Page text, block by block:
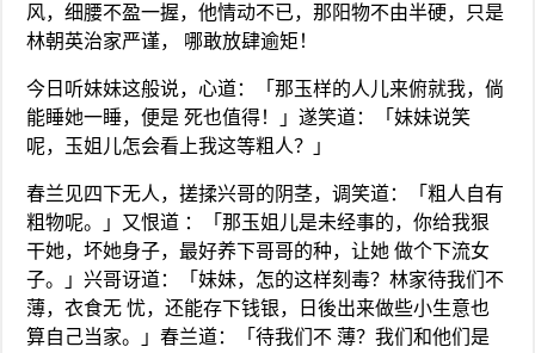
风，细腰不盈一握，他情动不已，那阳物不由半硬，只是
林朝英治家严谨， 哪敢放肆逾矩！
今日听妹妹这般说，心道：「那玉样的人儿来俯就我，倘
能睡她一睡，便是 死也值得！」遂笑道：「妹妹说笑
呢，玉姐儿怎会看上我这等粗人？」
春兰见四下无人，搓揉兴哥的阴茎，调笑道：「粗人自有
粗物呢。」又恨道 ：「那玉姐儿是未经事的，你给我狠
干她，坏她身子，最好养下哥哥的种，让她 做个下流女
子。」兴哥讶道：「妹妹，怎的这样刻毒？林家待我们不
薄，衣食无 忧，还能存下钱银，日後出来做些小生意也
算自己当家。」春兰道：「待我们不 薄？我们和他们是